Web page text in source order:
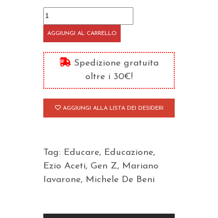
Educare
viene
prima
quantità
AGGIUNGI AL CARRELLO
Spedizione gratuita
oltre i 30€!
AGGIUNGI ALLA LISTA DEI DESIDERI
Tag: Educare, Educazione,
Ezio Aceti, Gen Z, Mariano
Iavarone, Michele De Beni